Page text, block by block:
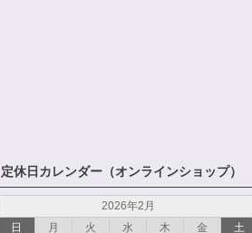
定休日カレンダー（オンラインショップ）
2026年2月
日
月 火 水 木 金 土